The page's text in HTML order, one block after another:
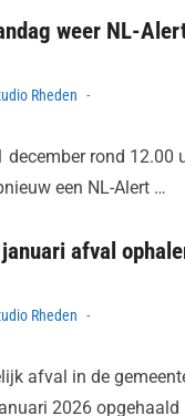
weer NL-
Rheden
december rond 12.00
een NL-Alert …
afval
Rheden
afval in de
2026 opgehaald